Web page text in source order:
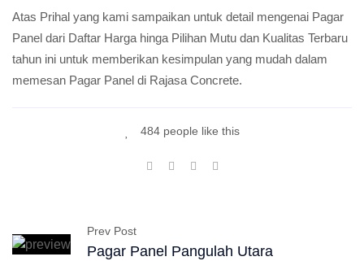
Atas Prihal yang kami sampaikan untuk detail mengenai Pagar
Panel dari Daftar Harga hinga Pilihan Mutu dan Kualitas Terbaru
tahun ini untuk memberikan kesimpulan yang mudah dalam
memesan Pagar Panel di Rajasa Concrete.
484 people like this
Prev Post
Pagar Panel Pangulah Utara